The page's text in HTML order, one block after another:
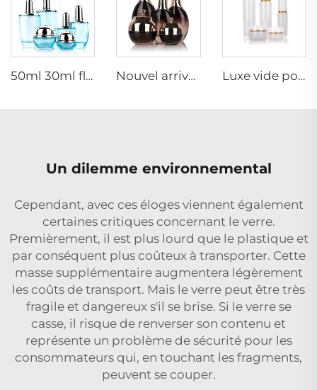
50ml 30ml flacon de verre bleu clair de luxe pour lotion visage cosmétique crème emballage avec pompe Nouvel arrivage, bouteille d'huile essentielle ovale en verre givré, emballage de sérum pour le visage en huile, bouteille pulvérisatrice, pot à crème, ensemble en verre Luxe vide pot de crème pour soins de la peau ensemble d'emballage 120ml 100ml 40ml bouteille pulvérisatrice cosmétique en verre
Un dilemme environnemental
Cependant, avec ces éloges viennent également
certaines critiques concernant le verre.
Premièrement, il est plus lourd que le plastique et
par conséquent plus coûteux à transporter. Cette
masse supplémentaire augmentera légèrement
les coûts de transport. Mais le verre peut être très
fragile et dangereux s'il se brise. Si le verre se
casse, il risque de renverser son contenu et
représente un problème de sécurité pour les
consommateurs qui, en touchant les fragments,
peuvent se couper.